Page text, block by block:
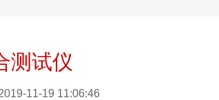
测试仪
11-19 11:06:46